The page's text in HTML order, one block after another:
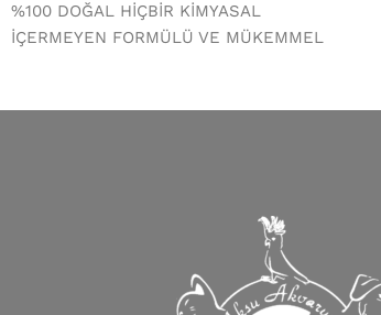
%100 DOĞAL HİÇBİR KİMYASAL
İÇERMEYEN FORMÜLÜ VE MÜKEMMEL